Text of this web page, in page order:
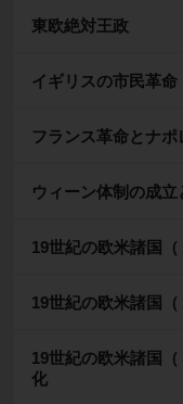
東欧絶対王政
イギリスの市民革命
フランス革命とナポ
ウィーン体制の成立
19世紀の欧米諸国
19世紀の欧米諸国
19世紀の欧米諸国
化